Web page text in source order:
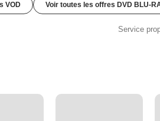
VOD Voir toutes les offres DVD BLU-
Service